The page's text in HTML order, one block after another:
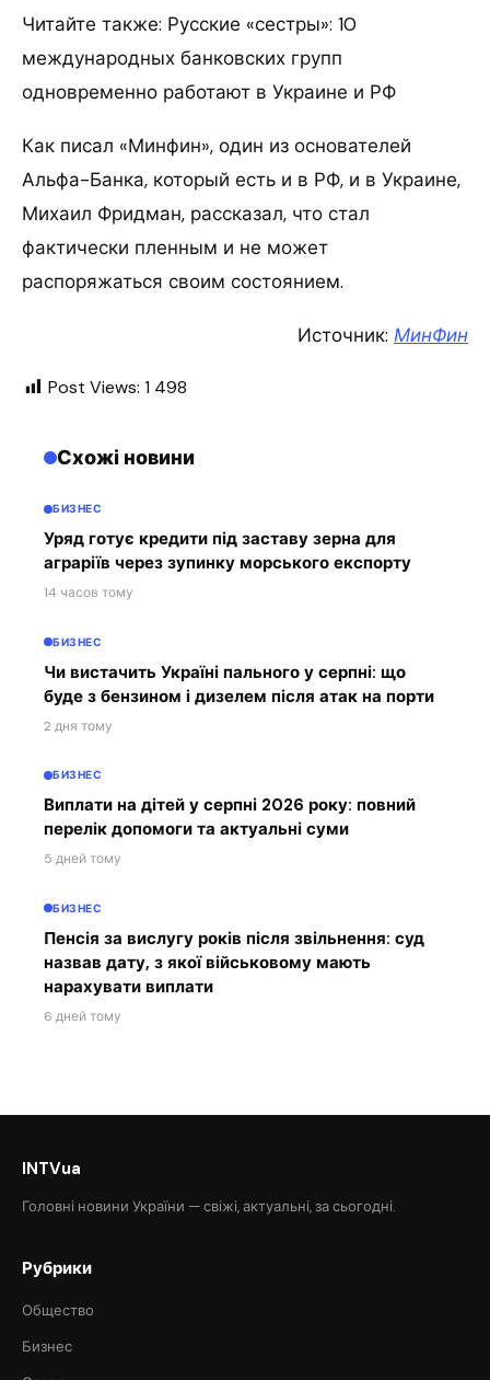
Читайте также: Русские «сестры»: 10
международных банковских групп
одновременно работают в Украине и РФ
Как писал «Минфин», один из основателей
Альфа-Банка, который есть и в РФ, и в Украине,
Михаил Фридман, рассказал, что стал
фактически пленным и не может
распоряжаться своим состоянием.
Источник: МинФин
Post Views: 1 498
Схожі новини
БИЗНЕС
Уряд готує кредити під заставу зерна для
аграріїв через зупинку морського експорту
14 часов тому
БИЗНЕС
Чи вистачить Україні пального у серпні: що
буде з бензином і дизелем після атак на порти
2 дня тому
БИЗНЕС
Виплати на дітей у серпні 2026 року: повний
перелік допомоги та актуальні суми
5 дней тому
БИЗНЕС
Пенсія за вислугу років після звільнення: суд
назвав дату, з якої військовому мають
нарахувати виплати
6 дней тому
INTVua
Головні новини України — свіжі, актуальні, за сьогодні.
Рубрики
Общество
Бизнес